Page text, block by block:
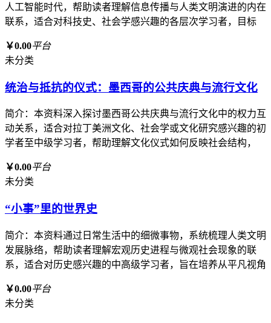
人工智能时代，帮助读者理解信息传播与人类文明演进的内在
联系，适合对科技史、社会学感兴趣的各层次学习者，目标
￥0.00平台
未分类
统治与抵抗的仪式：墨西哥的公共庆典与流行文化
简介：本资料深入探讨墨西哥公共庆典与流行文化中的权力互
动关系，适合对拉丁美洲文化、社会学或文化研究感兴趣的初
学者至中级学习者，帮助理解文化仪式如何反映社会结构，
￥0.00平台
未分类
“小事”里的世界史
简介：本资料通过日常生活中的细微事物，系统梳理人类文明
发展脉络，帮助读者理解宏观历史进程与微观社会现象的联
系，适合对历史感兴趣的中高级学习者，旨在培养从平凡视角
￥0.00平台
未分类